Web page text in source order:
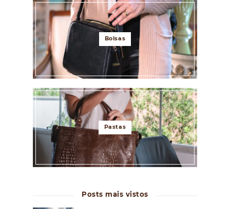
Bolsas
Pastas
Posts mais vistos